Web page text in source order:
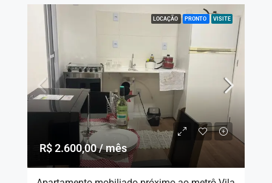
LOCAÇÃO PRONTO VISITE
R$ 2.600,00 / mês